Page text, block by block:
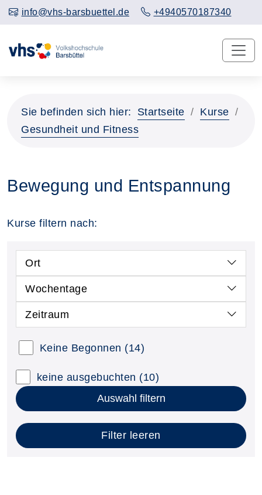
info@vhs-barsbuettel.de +4940570187340
Sie befinden sich hier: Startseite
Kurse
Gesundheit und Fitness
Bewegung und Entspannung
Kurse filtern nach:
Ort
Wochentage
Zeitraum
Keine Begonnen (14)
keine ausgebuchten (10)
Auswahl filtern
Filter leeren